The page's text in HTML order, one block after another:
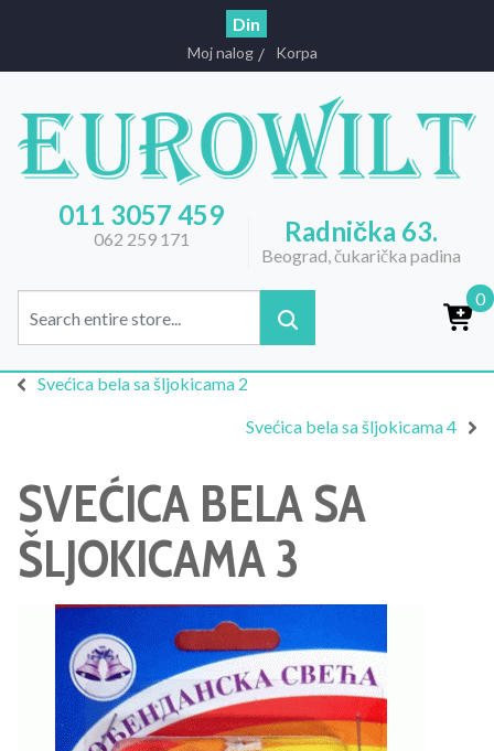
Din
Moj nalog Korpa
011 3057 459
062 259 171 Radnička 63.
Beograd, čukarička padina
0
Svećica bela sa šljokicama 2
Svećica bela sa šljokicama 4
SVEĆICA BELA SA
ŠLJOKICAMA 3